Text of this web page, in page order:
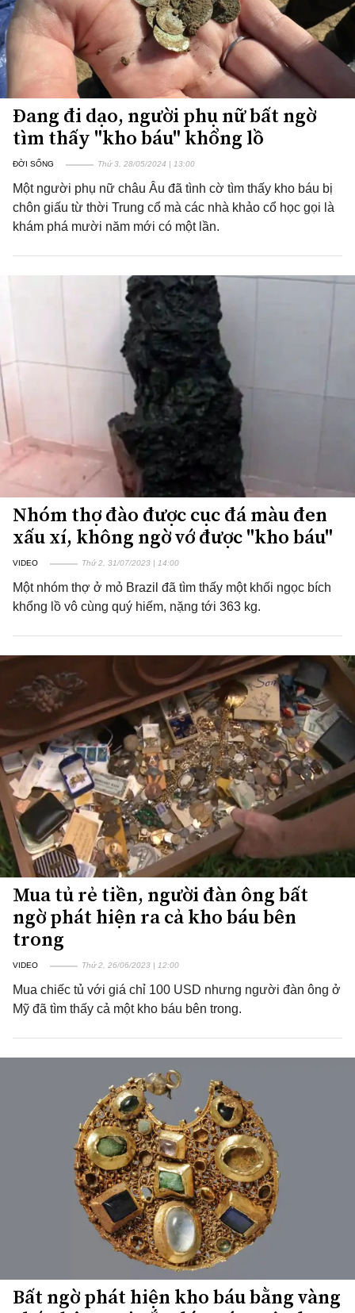
Đang đi dạo, người phụ nữ bất ngờ
tìm thấy "kho báu" khổng lồ
ĐỜI SỐNG Thứ 3, 28/05/2024 | 13:00
Một người phụ nữ châu Âu đã tình cờ tìm thấy kho báu bị
chôn giấu từ thời Trung cổ mà các nhà khảo cổ học gọi là
khám phá mười năm mới có một lần.
Nhóm thợ đào được cục đá màu đen
xấu xí, không ngờ vớ được "kho báu"
VIDEO Thứ 2, 31/07/2023 | 14:00
Một nhóm thợ ở mỏ Brazil đã tìm thấy một khối ngọc bích
khổng lồ vô cùng quý hiếm, nặng tới 363 kg.
Mua tủ rẻ tiền, người đàn ông bất
ngờ phát hiện ra cả kho báu bên
trong
VIDEO Thứ 2, 26/06/2023 | 12:00
Mua chiếc tủ với giá chỉ 100 USD nhưng người đàn ông ở
Mỹ đã tìm thấy cả một kho báu bên trong.
Bất ngờ phát hiện kho báu bằng vàng